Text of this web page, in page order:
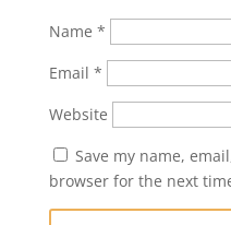
Name *
Email *
Website
Save my name,
browser for the next